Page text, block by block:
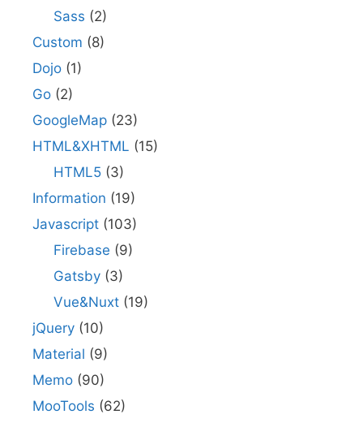
Sass (2)
Custom (8)
Dojo (1)
Go (2)
GoogleMap (23)
HTML&XHTML (15)
HTML5(3)
Information (19)
Javascript (103)
Firebase (9)
Gatsby(3)
Vue&Nuxt(19)
jQuery (10)
Material (9)
Memo (90)
MooTools (62)